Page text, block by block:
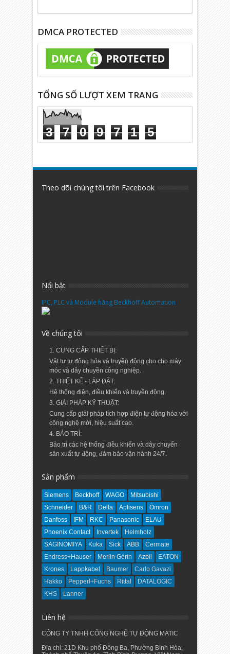
DMCA PROTECTED
TỔNG SỐ LƯỢT XEM TRANG
3 7 0 9 7 1 5
Theo dõi chúng tôi trên Facebook
Nổi bật
IPC, PLC và Module hãng Beckhoff Automation
Về chúng tôi
1. CUNG CẤP THIẾT BỊ:
Vật tư tự động hóa và truyền động cho cho máy
móc và dây chuyền công nghiệp.
2. THIẾT KẾ - LẮP ĐẶT:
Hệ thống điện, điều khiển và truyền động.
3. GIẢI PHÁP KỸ THUẬT:
Cung cấp giải pháp tích hợp điện tự động hóa với
công nghệ mới, hiệu suất cao.
4. BẢO TRÌ:
Bảo trì các hệ thống điều khiển và dây chuyển
sản xuất tự động, đảm bảo vận hành 24/7.
Sản phẩm
Siemens Beckhoff WAGO
Mitsubishi
Schneider
B&R Delta Aplisens
Omron
Danfoss
IFM RKC Panasonic
ELAU
Phoenix Contact
Invertek
Helmholz
SAGINOMIYA
Kuka Sick ABB
Cermate
Endress+Hauser
Merlin Gérin Azbil
EATON
Krones
Lappkabel Baumer
Carlo Gavazi
Hakko
Pepperl+Fuchs Rittal
DATALOGIC
KHS
Lanner
Liên hệ
CÔNG TY TNHH CÔNG NGHỆ TỰ ĐỘNG MATIC
Địa chỉ: 21D Khu phố Đông Ba, Phường Bình Hòa,